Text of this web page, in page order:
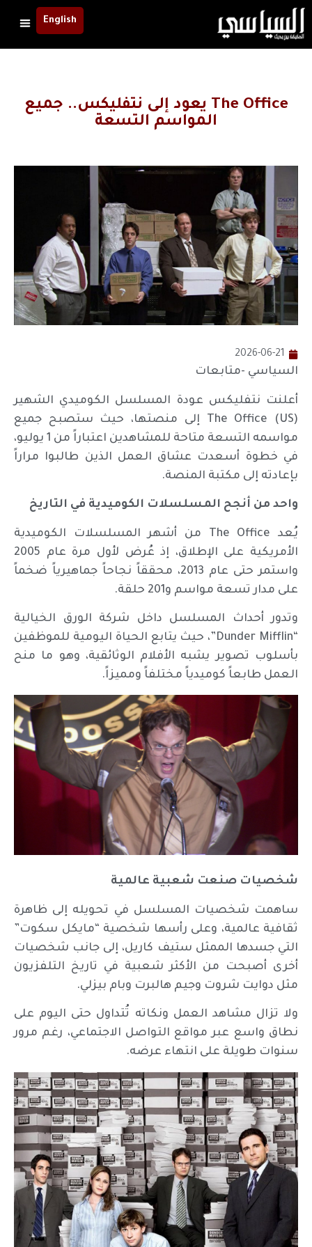
English
The Office يعود إلى نتفليكس.. جميع
المواسم التسعة
2026-06-21
السياسي -متابعات
أعلنت نتفليكس عودة المسلسل الكوميدي الشهير
The Office (US) إلى منصتها، حيث ستصبح جميع
مواسمه التسعة متاحة للمشاهدين اعتباراً من 1 يوليو،
في خطوة أسعدت عشاق العمل الذين طالبوا مراراً
بإعادته إلى مكتبة المنصة.
واحد من أنجح المسلسلات الكوميدية في التاريخ
يُعد The Office من أشهر المسلسلات الكوميدية
الأمريكية على الإطلاق، إذ عُرض لأول مرة عام 2005
واستمر حتى عام 2013، محققاً نجاحاً جماهيرياً ضخماً
على مدار تسعة مواسم و201 حلقة.
وتدور أحداث المسلسل داخل شركة الورق الخيالية
“Dunder Mifflin”، حيث يتابع الحياة اليومية للموظفين
بأسلوب تصوير يشبه الأفلام الوثائقية، وهو ما منح
العمل طابعاً كوميدياً مختلفاً ومميزاً.
شخصيات صنعت شعبية عالمية
ساهمت شخصيات المسلسل في تحويله إلى ظاهرة
ثقافية عالمية، وعلى رأسها شخصية “مايكل سكوت”
التي جسدها الممثل ستيف كاريل، إلى جانب شخصيات
أخرى أصبحت من الأكثر شعبية في تاريخ التلفزيون
مثل دوايت شروت وجيم هالبرت وبام بيزلي.
ولا تزال مشاهد العمل ونكاته تُتداول حتى اليوم على
نطاق واسع عبر مواقع التواصل الاجتماعي، رغم مرور
سنوات طويلة على انتهاء عرضه.